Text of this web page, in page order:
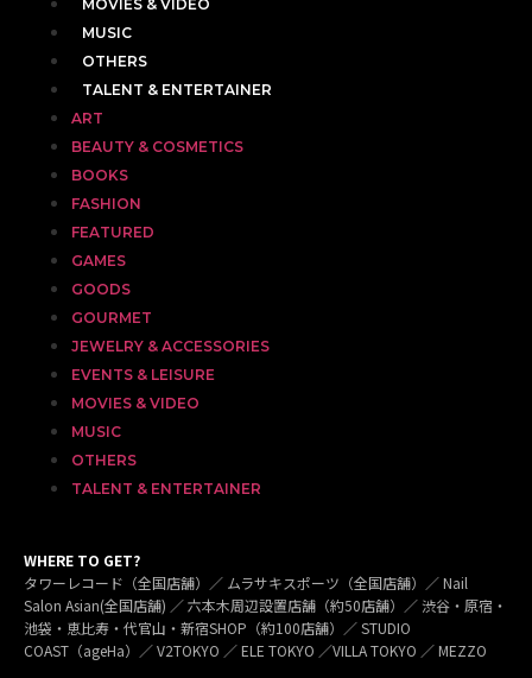
MOVIES & VIDEO
MUSIC
OTHERS
TALENT & ENTERTAINER
ART
BEAUTY & COSMETICS
BOOKS
FASHION
FEATURED
GAMES
GOODS
GOURMET
JEWELRY & ACCESSORIES
EVENTS & LEISURE
MOVIES & VIDEO
MUSIC
OTHERS
TALENT & ENTERTAINER
WHERE TO GET?
タワーレコード（全国店舗）／ ムラサキスポーツ（全国店舗）／ Nail
Salon Asian(全国店舗) ／ 六本木周辺設置店舗（約50店舗）／ 渋谷・原宿・
池袋・恵比寿・代官山・新宿SHOP（約100店舗）／ STUDIO
COAST（ageHa）／ V2TOKYO ／ ELE TOKYO ／VILLA TOKYO ／ MEZZO